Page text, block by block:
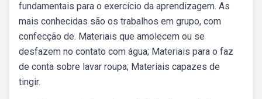
fundamentais para o exercício da aprendizagem. As
mais conhecidas são os trabalhos em grupo, com
confecção de. Materiais que amolecem ou se
desfazem no contato com água; Materiais para o faz
de conta sobre lavar roupa; Materiais capazes de
tingir.